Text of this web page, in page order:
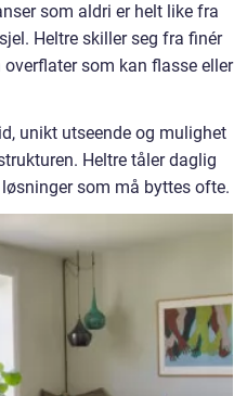
som aldri er helt like fra
Heltre skiller seg fra finér
som kan flasse eller
unikt utseende og mulighet
Heltre tåler daglig
som må byttes ofte.